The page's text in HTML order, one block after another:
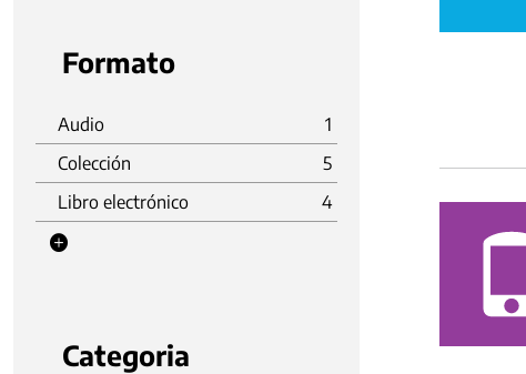
Formato
Audio
1
Colección
5
Libro electrónico
4
Categoria